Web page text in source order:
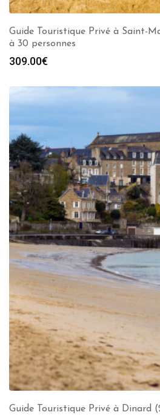
Guide Touristique Privé à Saint-
à 30 personnes
309.00€
Guide Touristique Privé à Dinard